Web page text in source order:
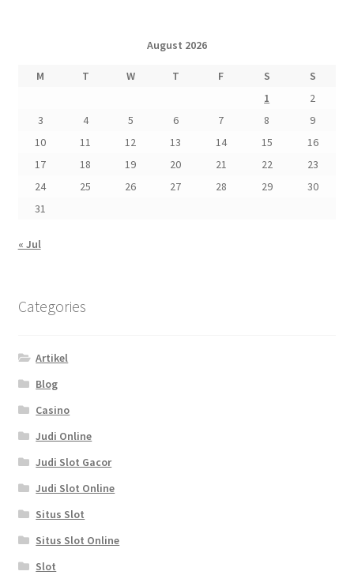
August 2026
M T W T F S
S
1
2
3
4 5 6 7 8
9
10
11 12 13 14 15
16
17
18 19 20 21 22
23
24
25 26 27 28 29
30
31
« Jul
Categories
Artikel
Blog
Casino
Judi Online
Judi Slot Gacor
Judi Slot Online
Situs Slot
Situs Slot Online
Slot